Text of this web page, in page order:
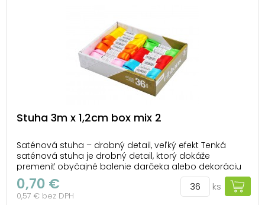
Stuha 3m x 1,2cm box mix 2
Saténová stuha – drobný detail, veľký efekt Tenká
saténová stuha je drobný detail, ktorý dokáže
premeniť obyčajné balenie darčeka alebo dekoráciu
na niečo výnimočné. Lesklý povrch dodá eleganciu,
farby zase hravosť – a spolu vznikne perfektná
kombinácia na sviatočné aj každodenné tvorenie. ...
0,70 €
0,57 € bez DPH
ks